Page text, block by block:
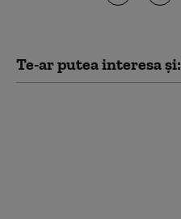
Te-ar putea interesa și: